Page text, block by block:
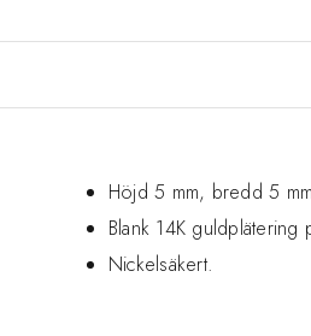
Höjd 5 mm, bredd 5 mm
Blank 14K guldplätering
Nickelsäkert.